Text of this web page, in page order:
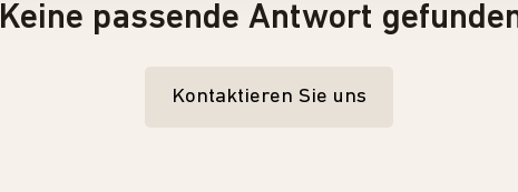
Keine passende Antwort
Kontaktieren Sie uns